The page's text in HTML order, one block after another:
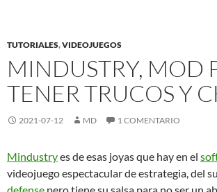
TUTORIALES,VIDEOJUEGOS
MINDUSTRY, MOD
TENER TRUCOS Y
2021-07-12 MD 1 COMENTARIO
Mindustryes de esas joyas que hay en el
videojuego espectacular de estrategia, del